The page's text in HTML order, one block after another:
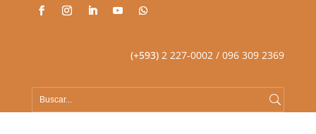
(+593)2 227-0002 / 096 309 2369